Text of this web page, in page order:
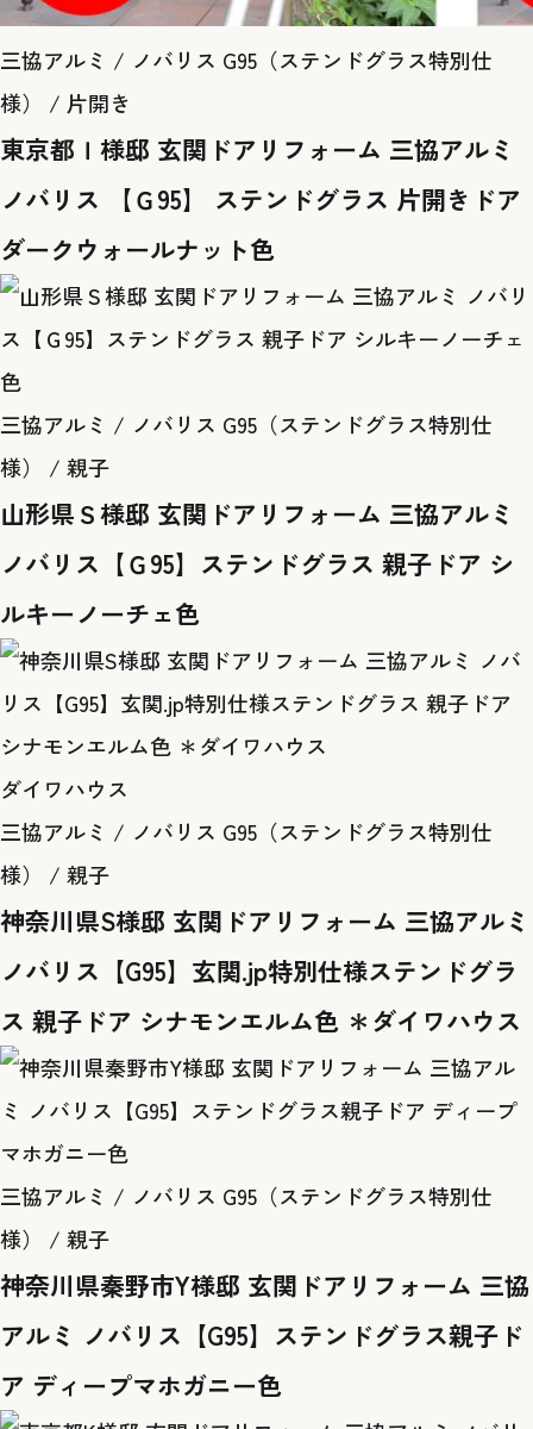
三協アルミ / ノバリス G95（ステンドグラス特別仕
様） / 片開き
東京都Ｉ様邸 玄関ドアリフォーム 三協アルミ
ノバリス 【Ｇ95】 ステンドグラス 片開きドア
ダークウォールナット色
三協アルミ / ノバリス G95（ステンドグラス特別仕
様） / 親子
山形県Ｓ様邸 玄関ドアリフォーム 三協アルミ
ノバリス【Ｇ95】ステンドグラス 親子ドア シ
ルキーノーチェ色
ダイワハウス
三協アルミ / ノバリス G95（ステンドグラス特別仕
様） / 親子
神奈川県S様邸 玄関ドアリフォーム 三協アルミ
ノバリス【G95】玄関.jp特別仕様ステンドグラ
ス 親子ドア シナモンエルム色 ＊ダイワハウス
三協アルミ / ノバリス G95（ステンドグラス特別仕
様） / 親子
神奈川県秦野市Y様邸 玄関ドアリフォーム 三協
アルミ ノバリス【G95】ステンドグラス親子ド
ア ディープマホガニー色